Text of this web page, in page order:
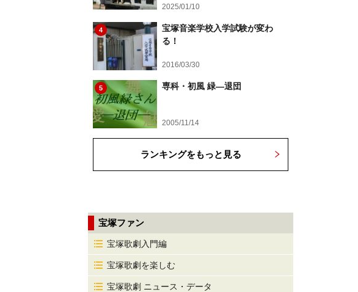
2025/01/10
4
宝塚音楽学校入学試験が変わ
る！
2016/03/30
5 専科・初風 緑―退団
2005/11/14
ランキングをもっと見る
宝塚ファン
宝塚歌劇入門編
宝塚歌劇を楽しむ
宝塚歌劇 ニュース・データ